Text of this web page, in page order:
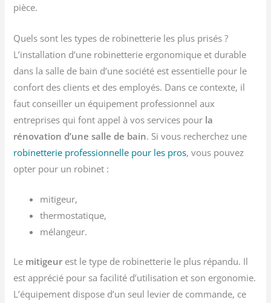
pièce.
Quels sont les types de robinetterie les plus prisés ?
L’installation d’une robinetterie ergonomique et durable
dans la salle de bain d’une société est essentielle pour le
confort des clients et des employés. Dans ce contexte, il
faut conseiller un équipement professionnel aux
entreprises qui font appel à vos services pour la
rénovation d’une salle de bain. Si vous recherchez une
robinetterie professionnelle pour les pros, vous pouvez
opter pour un robinet :
mitigeur,
thermostatique,
mélangeur.
Le mitigeur est le type de robinetterie le plus répandu. Il
est apprécié pour sa facilité d’utilisation et son ergonomie.
L’équipement dispose d’un seul levier de commande, ce